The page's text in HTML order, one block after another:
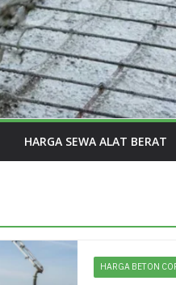
HARGA SEWA ALAT BERAT
HARGA BETON